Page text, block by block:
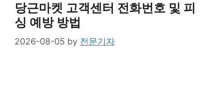
당근마켓 고객센터 전화번호 및 피
싱 예방 방법
2026-08-05 by 전문기자